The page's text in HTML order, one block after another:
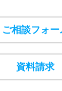
ご相談フォー
資料請求